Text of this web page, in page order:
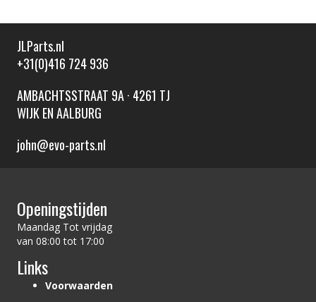
JLParts.nl
+31(0)416 724 936
AMBACHTSSTRAAT 9A · 4261 TJ
WIJK EN AALBURG
john@evo-parts.nl
Openingstijden
Maandag Tot vrijdag
van 08:00 tot 17:00
Links
Voorwaarden